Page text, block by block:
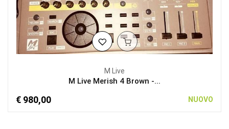
M Live
M Live Merish 4 Brown -...
€ 980,00 NUOVO